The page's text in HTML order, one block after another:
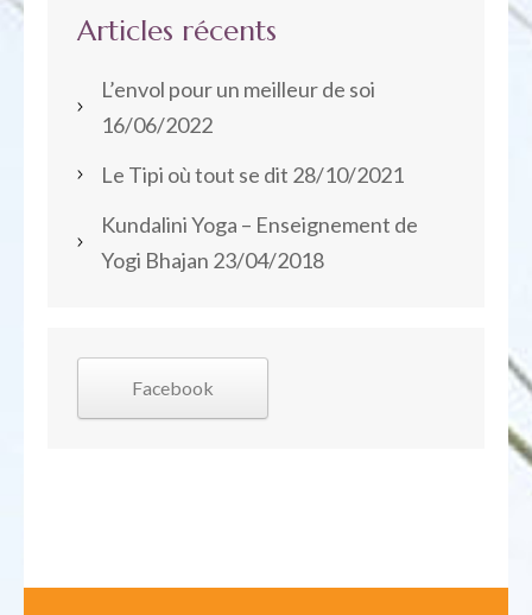
Articles récents
L’envol pour un meilleur de soi
16/06/2022
Le Tipi où tout se dit 28/10/2021
Kundalini Yoga – Enseignement de
Yogi Bhajan 23/04/2018
Facebook